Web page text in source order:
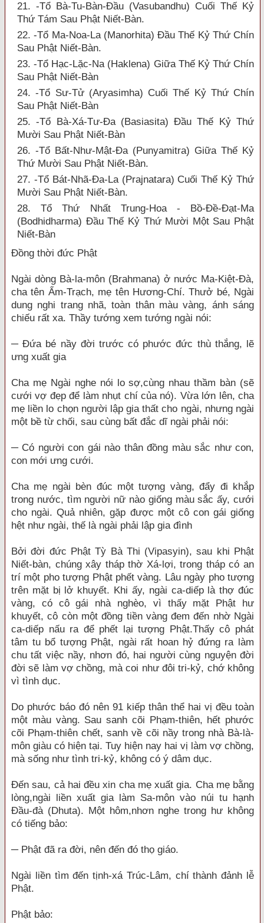
21. -Tổ Bà-Tu-Bàn-Đầu (Vasubandhu) Cuối Thế Kỷ
Thứ Tám Sau Phật Niết-Bàn.
22. -Tổ Ma-Noa-La (Manorhita) Đầu Thế Kỷ Thứ Chín
Sau Phật Niết-Bàn.
23. -Tổ Hạc-Lặc-Na (Haklena) Giữa Thế Kỷ Thứ Chín
Sau Phật Niết-Bàn
24. -Tổ Sư-Tử (Aryasimha) Cuối Thế Kỷ Thứ Chín
Sau Phật Niết-Bàn
25. -Tổ Bà-Xá-Tư-Đa (Basiasita) Đầu Thế Kỷ Thứ
Mười Sau Phật Niết-Bàn
26. -Tổ Bất-Như-Mật-Đa (Punyamitra) Giữa Thế Kỷ
Thứ Mười Sau Phật Niết-Bàn.
27. -Tổ Bát-Nhã-Đa-La (Prajnatara) Cuối Thế Kỷ Thứ
Mười Sau Phật Niết-Bàn.
28. Tổ Thứ Nhất Trung-Hoa - Bồ-Đề-Đạt-Ma
(Bodhidharma) Đầu Thế Kỷ Thứ Mười Một Sau Phật
Niết-Bàn
Đồng thời đức Phật
Ngài dòng Bà-la-môn (Brahmana) ở nước Ma-Kiệt-Đà,
cha tên Ẩm-Trạch, mẹ tên Hương-Chí. Thưở bé, Ngài
dung nghi trang nhã, toàn thân màu vàng, ánh sáng
chiếu rất xa. Thầy tướng xem tướng ngài nói:
─ Đứa bé nầy đời trước có phước đức thù thắng, lẽ
ưng xuất gia
Cha mẹ Ngài nghe nói lo sợ,cùng nhau thầm bàn (sẽ
cưới vợ đẹp để làm nhụt chí của nó). Vừa lớn lên, cha
mẹ liền lo chọn người lập gia thất cho ngài, nhưng ngài
một bề từ chối, sau cùng bất đắc dĩ ngài phải nói:
─ Có người con gái nào thân đồng màu sắc như con,
con mới ưng cưới.
Cha mẹ ngài bèn đúc một tượng vàng, đẩy đi khắp
trong nước, tìm người nữ nào giống màu sắc ấy, cưới
cho ngài. Quả nhiên, gặp được một cô con gái giống
hệt như ngài, thế là ngài phải lập gia đình
Bởi đời đức Phật Tỳ Bà Thi (Vipasyin), sau khi Phật
Niết-bàn, chúng xây tháp thờ Xá-lợi, trong tháp có an
trí một pho tượng Phật phết vàng. Lâu ngày pho tượng
trên mặt bị lở khuyết. Khi ấy, ngài ca-diếp là thợ đúc
vàng, có cô gái nhà nghèo, vì thấy mặt Phật hư
khuyết, cô còn một đồng tiền vàng đem đến nhờ Ngài
ca-diếp nấu ra để phết lại tượng Phật.Thấy cô phát
tâm tu bổ tượng Phật, ngài rất hoan hỷ đứng ra làm
chu tất việc nầy, nhơn đó, hai người cùng nguyện đời
đời sẽ làm vợ chồng, mà coi như đôi tri-kỷ, chớ không
vì tình dục.
Do phước báo đó nên 91 kiếp thân thể hai vị đều toàn
một màu vàng. Sau sanh cõi Phạm-thiên, hết phước
cõi Phạm-thiên chết, sanh về cõi nầy trong nhà Bà-là-
môn giàu có hiện tại. Tuy hiện nay hai vị làm vợ chồng,
mà sống như tình tri-kỷ, không có ý dâm dục.
Đến sau, cả hai đều xin cha mẹ xuất gia. Cha mẹ bằng
lòng,ngài liền xuất gia làm Sa-môn vào núi tu hạnh
Đầu-đà (Dhuta). Một hôm,nhơn nghe trong hư không
có tiếng bảo:
─ Phật đã ra đời, nên đến đó thọ giáo.
Ngài liền tìm đến tịnh-xá Trúc-Lâm, chí thành đảnh lễ
Phật.
Phật bảo: